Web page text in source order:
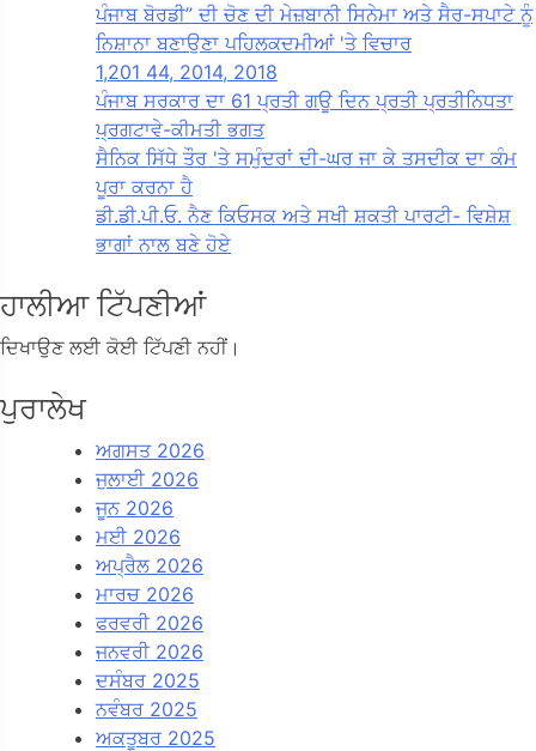
ਪੰਜਾਬ ਬੋਰਡੀ” ਦੀ ਚੋਣ ਦੀ ਮੇਜ਼ਬਾਨੀ ਸਿਨੇਮਾ ਅਤੇ ਸੈਰ-ਸਪਾਟੇ ਨੂੰ
ਨਿਸ਼ਾਨਾ ਬਣਾਉਣਾ ਪਹਿਲਕਦਮੀਆਂ 'ਤੇ ਵਿਚਾਰ
1,201 44, 2014, 2018
ਪੰਜਾਬ ਸਰਕਾਰ ਦਾ 61 ਪ੍ਰਤੀ ਗਊ ਦਿਨ ਪ੍ਰਤੀ ਪ੍ਰਤੀਨਿਧਤਾ
ਪ੍ਰਗਟਾਵੇ-ਕੀਮਤੀ ਭਗਤ
ਸੈਨਿਕ ਸਿੱਧੇ ਤੌਰ 'ਤੇ ਸਮੁੰਦਰਾਂ ਦੀ-ਘਰ ਜਾ ਕੇ ਤਸਦੀਕ ਦਾ ਕੰਮ
ਪੂਰਾ ਕਰਨਾ ਹੈ
ਡੀ.ਡੀ.ਪੀ.ਓ. ਨੈਣ ਕਿਓਸਕ ਅਤੇ ਸਖੀ ਸ਼ਕਤੀ ਪਾਰਟੀ- ਵਿਸ਼ੇਸ਼
ਭਾਗਾਂ ਨਾਲ ਬਣੇ ਹੋਏ
ਹਾਲੀਆ ਟਿੱਪਣੀਆਂ
ਦਿਖਾਉਣ ਲਈ ਕੋਈ ਟਿੱਪਣੀ ਨਹੀਂ।
ਪੁਰਾਲੇਖ
ਅਗਸਤ 2026
ਜੁਲਾਈ 2026
ਜੂਨ 2026
ਮਈ 2026
ਅਪ੍ਰੈਲ 2026
ਮਾਰਚ 2026
ਫਰਵਰੀ 2026
ਜਨਵਰੀ 2026
ਦਸੰਬਰ 2025
ਨਵੰਬਰ 2025
ਅਕਤੂਬਰ 2025